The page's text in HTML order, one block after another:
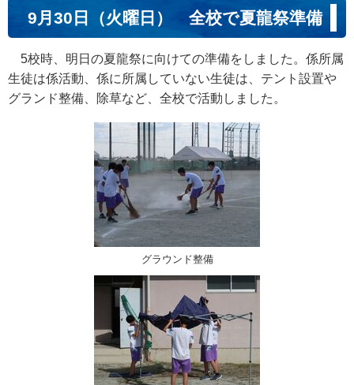
9月30日（火曜日） 全校で夏龍祭準備
5校時、明日の夏龍祭に向けての準備をしました。係所属
生徒は係活動、係に所属していない生徒は、テント設置や
グランド整備、除草など、全校で活動しました。
グラウンド整備